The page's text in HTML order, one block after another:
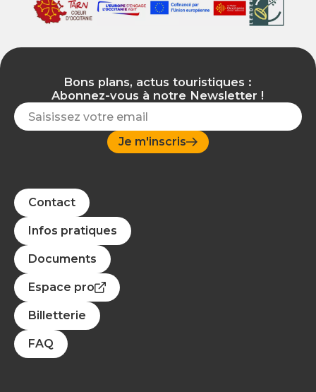
Bons plans, actus touristiques :
Abonnez-vous à notre Newsletter !
Je m'inscris
Contact
Infos pratiques
Documents
Espace pro
Billetterie
FAQ